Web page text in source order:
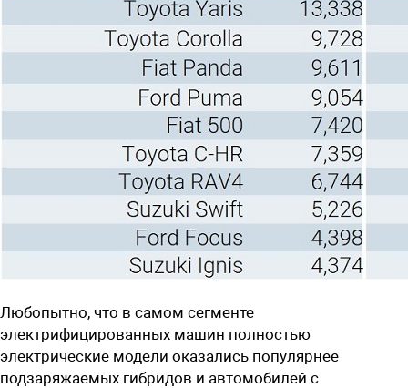
Любопытно, что в самом сегменте
электрифицированных машин полностью
электрические модели оказались популярнее
подзаряжаемых гибридов и автомобилей с